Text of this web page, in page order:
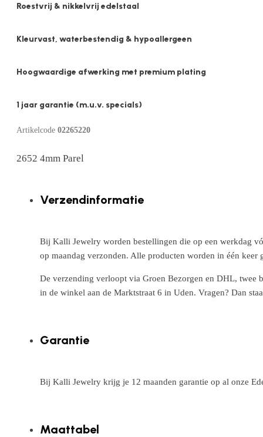
Roestvrij & nikkelvrij edelstaal
Kleurvast, waterbestendig & hypoallergeen
Hoogwaardige afwerking met premium plating
1 jaar garantie (m.u.v. specials)
Artikelcode 02265220
2652 4mm Parel
Verzendinformatie
Bij Kalli Jewelry worden bestellingen die op een werkdag
op maandag verzonden. Alle producten worden in één
De verzending verloopt via Groen Bezorgen en DHL, twee
in de winkel aan de Marktstraat 6 in Uden. Vragen? Dan
Garantie
Bij Kalli Jewelry krijg je 12 maanden garantie op al onze
Maattabel